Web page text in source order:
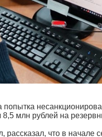
млн рублей на
что в начале